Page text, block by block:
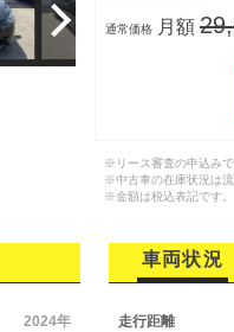
通常価格 月額
※リース審査の申込みで
※中古車の在庫状況は流
※金額は税込表記です。
2024年
車両状況
走行距離